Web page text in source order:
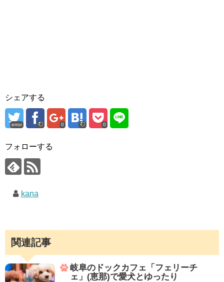
シェアする
error 0 0
フォローする
kana
関連記事
岐阜のドックカフェ「フェリーチ
ェ」(恵那)で愛犬とゆったり